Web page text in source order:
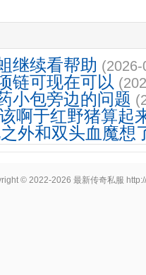
继续看帮助
链可现在可以
小包旁边的问题
啊于红野猪算起
外和双头血魔想
© 2022-2026最新传奇私服